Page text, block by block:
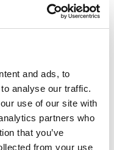
and ads, to
analyse our traffic.
use of our site with
partners who
that you’ve
from your use
&
nutzt flexible
und Genehmigung
Entscheidung,
zu